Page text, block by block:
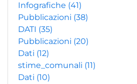
Infografiche (41)
Pubblicazioni (38)
DATI (35)
Pubblicazioni (20)
Dati (12)
stime_comunali (11)
Dati (10)